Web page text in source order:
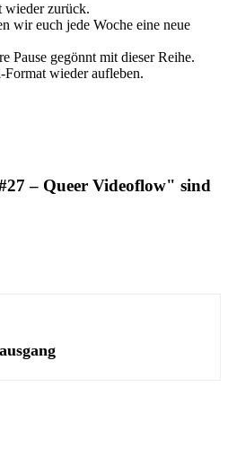
wieder zurück.
wir euch jede Woche eine neue
Pause gegönnt mit dieser Reihe.
Format wieder aufleben.
– Queer Videoflow" sind
ausgang